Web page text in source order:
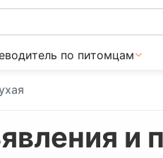
по питомцам
и